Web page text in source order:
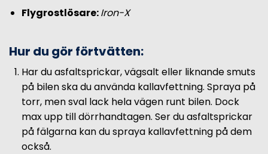
Flygrostlösare:Iron-X
Hur du gör förtvätten:
Har du asfaltsprickar, vägsalt eller liknande smuts
på bilen ska du använda kallavfettning. Spraya på
torr, men sval lack hela vägen runt bilen. Dock
max upp till dörrhandtagen. Ser du asfaltsprickar
på fälgarna kan du spraya kallavfettning på dem
också.